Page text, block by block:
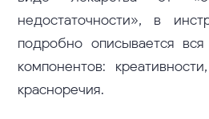
недостаточности», в
подробно описывается
компонентов:
красноречия.